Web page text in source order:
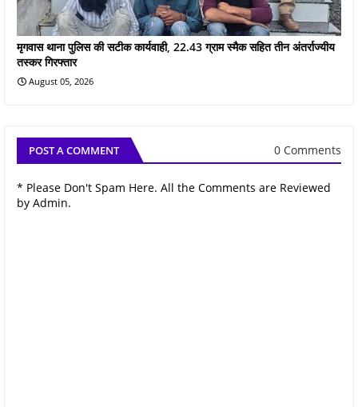
मृगवास थाना पुलिस की सटीक कार्यवाही, 22.43 ग्राम स्मैक सहित तीन अंतर्राज्यीय
तस्कर गिरफ्तार
August 05, 2026
POST A COMMENT 0 Comments
* Please Don't Spam Here. All the Comments are Reviewed
by Admin.